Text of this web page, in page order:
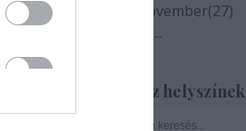
2019 november(27)
...
Szinház helyszínek